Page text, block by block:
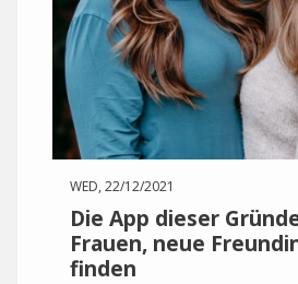
WED, 22/12/2021
Die App dieser
Frauen, neue
finden